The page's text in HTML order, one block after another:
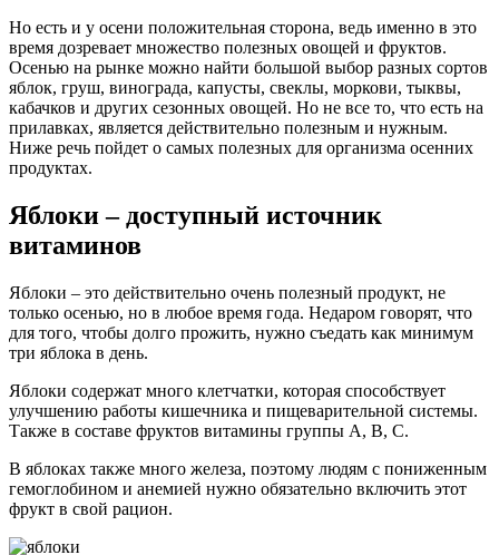
Но есть и у осени положительная сторона, ведь именно в это
время дозревает множество полезных овощей и фруктов.
Осенью на рынке можно найти большой выбор разных сортов
яблок, груш, винограда, капусты, свеклы, моркови, тыквы,
кабачков и других сезонных овощей. Но не все то, что есть на
прилавках, является действительно полезным и нужным.
Ниже речь пойдет о самых полезных для организма осенних
продуктах.
Яблоки – доступный источник
витаминов
Яблоки – это действительно очень полезный продукт, не
только осенью, но в любое время года. Недаром говорят, что
для того, чтобы долго прожить, нужно съедать как минимум
три яблока в день.
Яблоки содержат много клетчатки, которая способствует
улучшению работы кишечника и пищеварительной системы.
Также в составе фруктов витамины группы А, В, С.
В яблоках также много железа, поэтому людям с пониженным
гемоглобином и анемией нужно обязательно включить этот
фрукт в свой рацион.